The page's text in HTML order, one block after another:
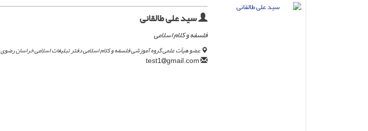
سید علی طالقانی
فلسفه و کلام اسلامی
عضو هیأت علمی گروه آموزشی فلسفه و کلام اسلامی دفتر تبلیغات اسلامی خراسان رضوی
gmail.com